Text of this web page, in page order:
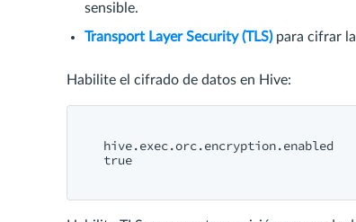
sensible.
Transport Layer Security (TLS)para cifrar
Habilite el cifrado de datos en Hive:
hive.exec.orc.encryption.enabled
true